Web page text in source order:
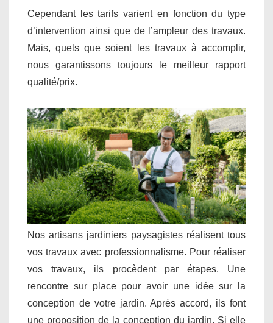
Cependant les tarifs varient en fonction du type
d’intervention ainsi que de l’ampleur des travaux.
Mais, quels que soient les travaux à accomplir,
nous garantissons toujours le meilleur rapport
qualité/prix.
Nos artisans jardiniers paysagistes réalisent tous
vos travaux avec professionnalisme. Pour réaliser
vos travaux, ils procèdent par étapes. Une
rencontre sur place pour avoir une idée sur la
conception de votre jardin. Après accord, ils font
une proposition de la conception du jardin. Si elle